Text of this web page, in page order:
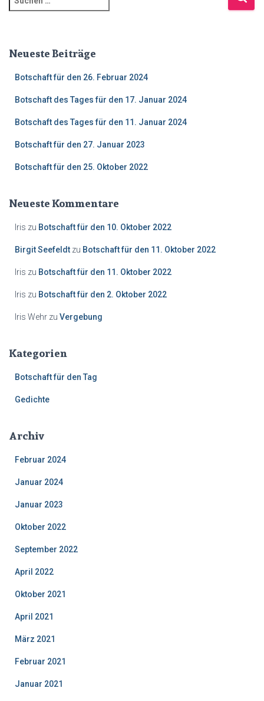
u
e
Neueste Beiträge
Botschaft für den 26. Februar 2024
Botschaft des Tages für den 17. Januar 2024
Botschaft des Tages für den 11. Januar 2024
Botschaft für den 27. Januar 2023
Botschaft für den 25. Oktober 2022
Neueste Kommentare
Iris zu Botschaft für den 10. Oktober 2022
Birgit Seefeldt zu Botschaft für den 11. Oktober 2022
Iris zu Botschaft für den 11. Oktober 2022
Iris zu Botschaft für den 2. Oktober 2022
Iris Wehr zu Vergebung
Kategorien
Botschaft für den Tag
Gedichte
Archiv
Februar 2024
Januar 2024
Januar 2023
Oktober 2022
September 2022
April 2022
Oktober 2021
April 2021
März 2021
Februar 2021
Januar 2021